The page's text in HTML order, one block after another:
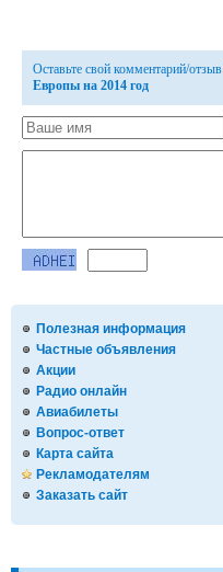
Полезная информация
Частные объявления
Акции
Радио онлайн
Авиабилеты
Вопрос-ответ
Карта сайта
Рекламодателям
Заказать сайт
Оставьте свой комментарий/отзыв
Европы на 2014 год